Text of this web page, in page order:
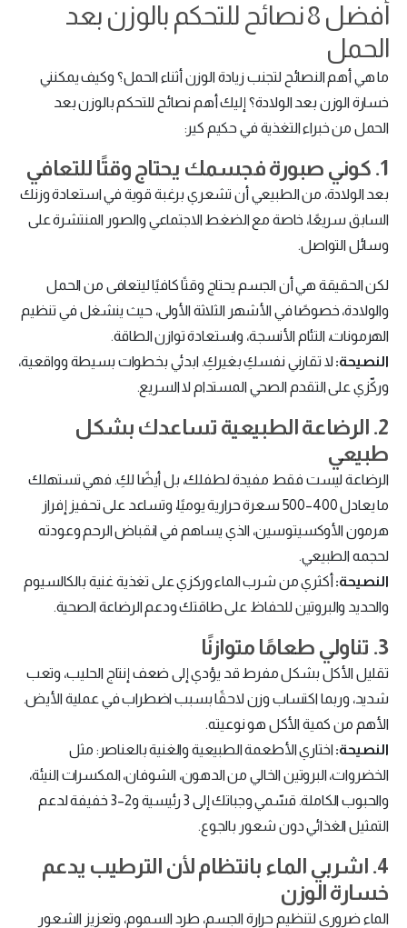
أفضل 8 نصائح للتحكم بالوزن بعد
الحمل
ما هي أهم النصائح لتجنب زيادة الوزن أثناء الحمل؟ وكيف يمكنني
خسارة الوزن بعد الولادة؟ إليك أهم نصائح للتحكم بالوزن بعد
الحمل من خبراء التغذية في حكيم كير:
1. كوني صبورة فجسمك يحتاج وقتًا للتعافي
بعد الولادة، من الطبيعي أن تشعري برغبة قوية في استعادة وزنك
السابق سريعًا، خاصة مع الضغط الاجتماعي والصور المنتشرة على
وسائل التواصل.
لكن الحقيقة هي أن الجسم يحتاج وقتًا كافيًا ليتعافى من الحمل
والولادة، خصوصًا في الأشهر الثلاثة الأولى، حيث ينشغل في تنظيم
الهرمونات، التئام الأنسجة، واستعادة توازن الطاقة.
النصيحة: لا تقارني نفسكِ بغيركِ. ابدئي بخطوات بسيطة وواقعية،
وركّزي على التقدم الصحي المستدام لا السريع.
2. الرضاعة الطبيعية تساعدك بشكل
طبيعي
الرضاعة ليست فقط مفيدة لطفلك، بل أيضًا لكِ. فهي تستهلك
ما يعادل 400–500 سعرة حرارية يوميًا، وتساعد على تحفيز إفراز
هرمون الأوكسيتوسين، الذي يساهم في انقباض الرحم وعودته
لحجمه الطبيعي.
النصيحة: أكثري من شرب الماء وركزي على تغذية غنية بالكالسيوم
والحديد والبروتين للحفاظ على طاقتك ودعم الرضاعة الصحية.
3. تناولي طعامًا متوازنًا
تقليل الأكل بشكل مفرط قد يؤدي إلى ضعف إنتاج الحليب، وتعب
شديد، وربما اكتساب وزن لاحقًا بسبب اضطراب في عملية الأيض.
الأهم من كمية الأكل هو نوعيته.
النصيحة: اختاري الأطعمة الطبيعية والغنية بالعناصر: مثل
الخضروات، البروتين الخالي من الدهون، الشوفان، المكسرات النيئة،
والحبوب الكاملة. قسّمي وجباتك إلى 3 رئيسية و2–3 خفيفة لدعم
التمثيل الغذائي دون شعور بالجوع.
4. اشربي الماء بانتظام لأن الترطيب يدعم
خسارة الوزن
الماء ضروري لتنظيم حرارة الجسم، طرد السموم، وتعزيز الشعور